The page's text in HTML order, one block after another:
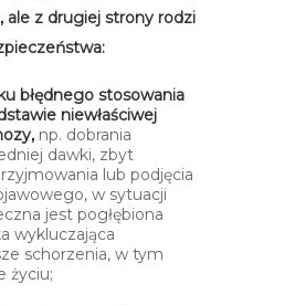
ale z drugiej strony rodzi
błędnego stosowania
niewłaściwej
np. dobrania
dawki, zbyt
lub podjęcia
w sytuacji
jest pogłębiona
wykluczająca
schorzenia, w tym
życiu;